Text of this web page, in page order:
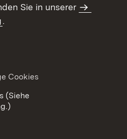
Sie in unserer
.
Cookies
(Siehe